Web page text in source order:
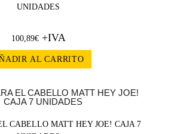
UNIDADES
100,89€+IVA
AL CARRITO
CABELLO MATT HEY JOE! CAJA 7